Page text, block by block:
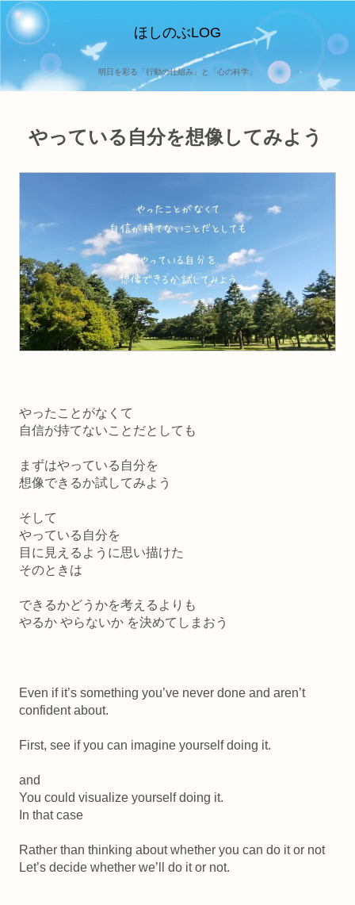
ほしのぶLOG
明日を彩る「行動の仕組み」と「心の科学」
やっている自分を想像してみよう
やったことがなくて
自信が持てないことだとしても
まずはやっている自分を
想像できるか試してみよう
そして
やっている自分を
目に見えるように思い描けた
そのときは
できるかどうかを考えるよりも
やるか やらないか を決めてしまおう
Even if it’s something you’ve never done and aren’t
confident about.
First, see if you can imagine yourself doing it.
and
You could visualize yourself doing it.
In that case
Rather than thinking about whether you can do it or not
Let’s decide whether we’ll do it or not.